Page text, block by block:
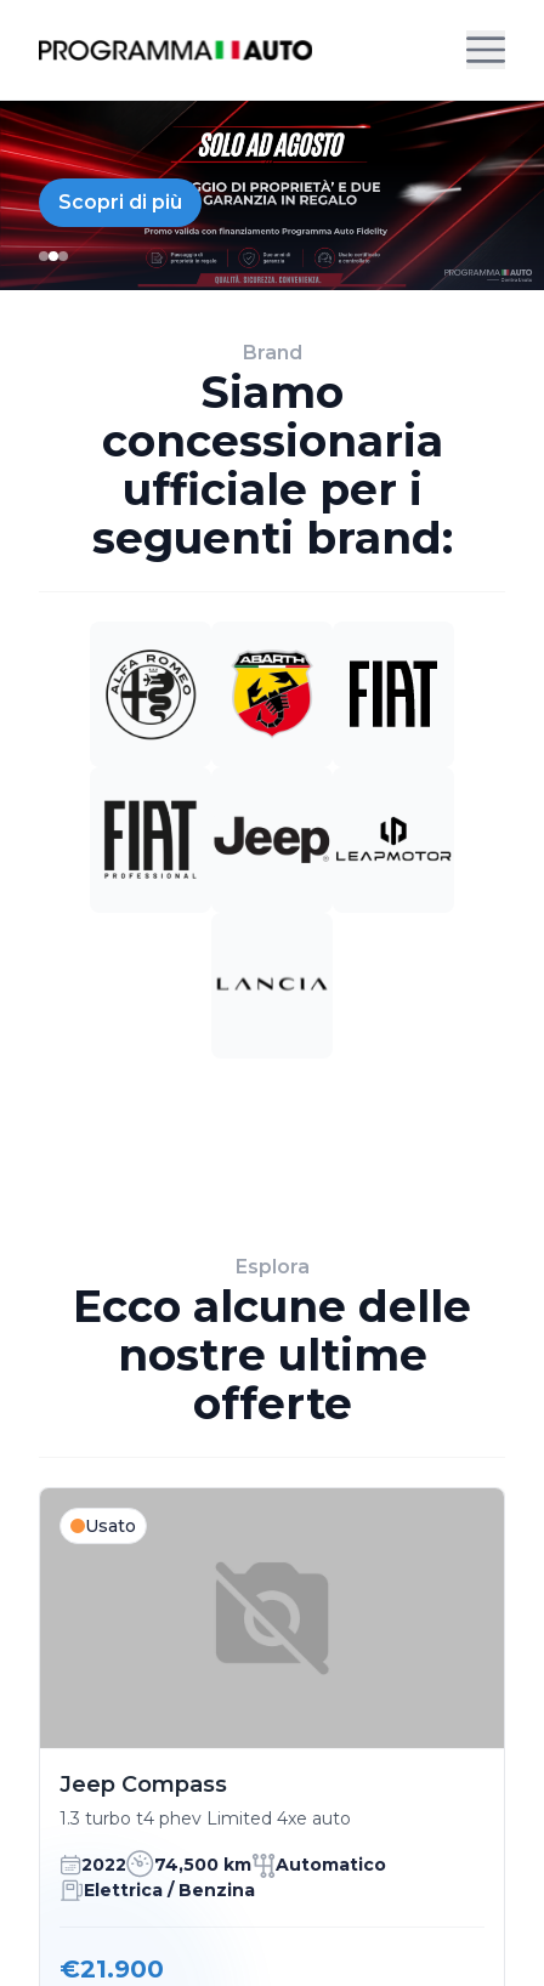
Scopri di più
Brand
Siamo
concessionaria
ufficiale per i
seguenti brand:
Esplora
Ecco alcune delle
nostre ultime
offerte
Usato
Jeep Compass
1.3 turbo t4 phev Limited 4xe auto
2022 74,500 km
Automatico
Elettrica / Benzina
€21.900